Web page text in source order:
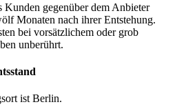
Kunden gegenüber dem Anbieter
Monaten nach ihrer Entstehung.
bei vorsätzlichem oder grob
unberührt.
ist Berlin.